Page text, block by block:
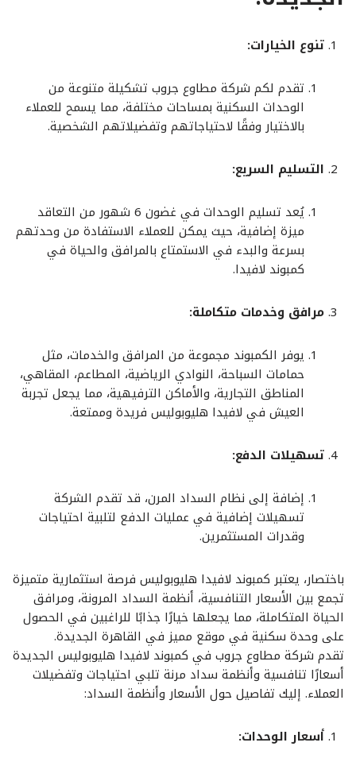
تنوع الخيارات:
تقدم لكم شركة مطاوع جروب تشكيلة متنوعة من
الوحدات السكنية بمساحات مختلفة، مما يسمح للعملاء
بالاختيار وفقًا لاحتياجاتهم وتفضيلاتهم الشخصية.
التسليم السريع:
يُعد تسليم الوحدات في غضون 6 شهور من التعاقد
ميزة إضافية، حيث يمكن للعملاء الاستفادة من وحدتهم
بسرعة والبدء في الاستمتاع بالمرافق والحياة في
كمبوند لافيدا.
مرافق وخدمات متكاملة:
يوفر الكمبوند مجموعة من المرافق والخدمات، مثل
حمامات السباحة، النوادي الرياضية، المطاعم، المقاهي،
المناطق التجارية، والأماكن الترفيهية، مما يجعل تجربة
العيش في لافيدا هليوبوليس فريدة وممتعة.
تسهيلات الدفع:
إضافة إلى نظام السداد المرن، قد تقدم الشركة
تسهيلات إضافية في عمليات الدفع لتلبية احتياجات
وقدرات المستثمرين.
باختصار، يعتبر كمبوند لافيدا هليوبوليس فرصة استثمارية متميزة
تجمع بين الأسعار التنافسية، أنظمة السداد المرونة، ومرافق
الحياة المتكاملة، مما يجعلها خيارًا جذابًا للراغبين في الحصول
على وحدة سكنية في موقع مميز في القاهرة الجديدة.
تقدم شركة مطاوع جروب في كمبوند لافيدا هليوبوليس الجديدة
أسعارًا تنافسية وأنظمة سداد مرنة تلبي احتياجات وتفضيلات
العملاء. إليك تفاصيل حول الأسعار وأنظمة السداد:
أسعار الوحدات: